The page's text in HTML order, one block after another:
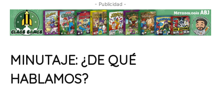
- Publicidad -
MINUTAJE: ¿DE QUÉ
HABLAMOS?